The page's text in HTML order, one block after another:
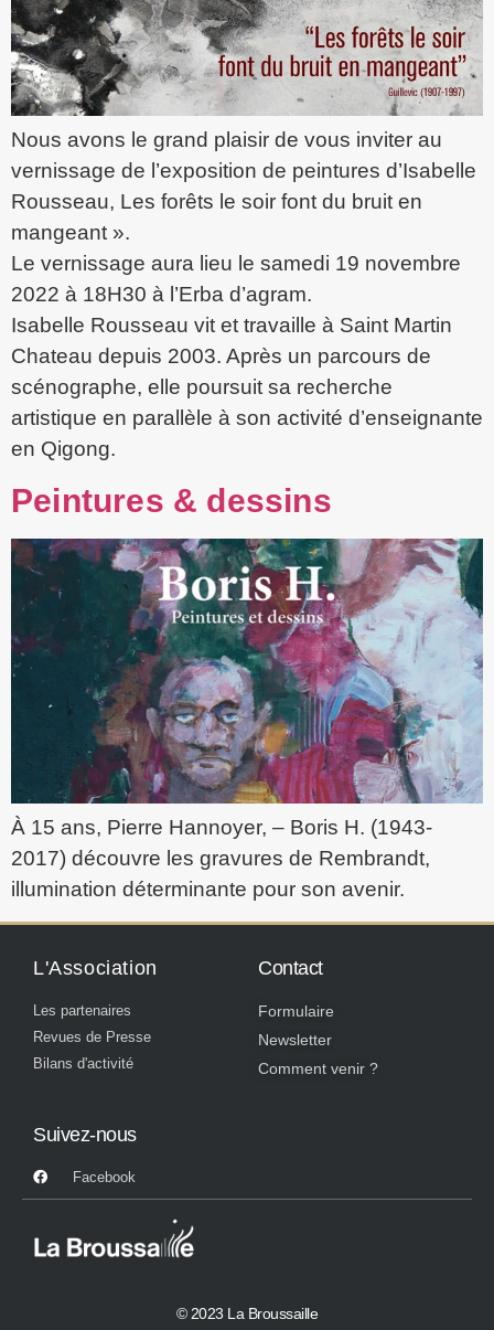
Nous avons le grand plaisir de vous inviter au
vernissage de l’exposition de peintures d’Isabelle
Rousseau, Les forêts le soir font du bruit en
mangeant ».
Le vernissage aura lieu le samedi 19 novembre
2022 à 18H30 à l’Erba d’agram.
Isabelle Rousseau vit et travaille à Saint Martin
Chateau depuis 2003. Après un parcours de
scénographe, elle poursuit sa recherche
artistique en parallèle à son activité d’enseignante
en Qigong.
Peintures & dessins
À 15 ans, Pierre Hannoyer, – Boris H. (1943-
2017) découvre les gravures de Rembrandt,
illumination déterminante pour son avenir.
L'Association
Les partenaires
Revues de Presse
Bilans d'activité
Contact
Formulaire
Newsletter
Comment venir ?
Suivez-nous
Facebook
© 2023 La Broussaille